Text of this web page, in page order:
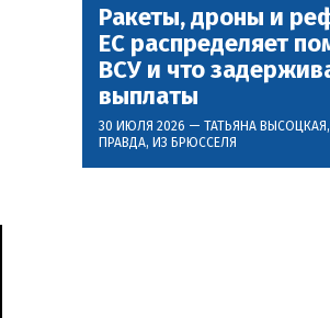
Ракеты, дроны и
ЕС распределяет
ВСУ и что
выплаты
30 ИЮЛЯ 2026 — ТАТЬЯНА ВЫСОЦКАЯ
ПРАВДА, ИЗ БРЮССЕЛЯ